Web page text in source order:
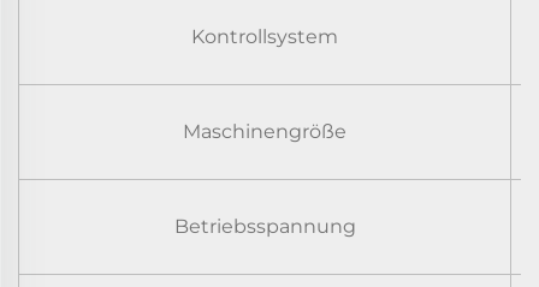
Kontrollsystem
Maschinengröße
Betriebsspannung